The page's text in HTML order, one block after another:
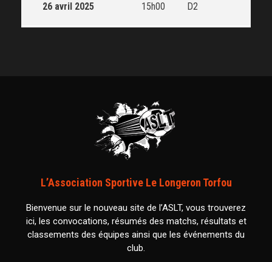
26 avril 2025 15h00 D2
L’Association Sportive Le Longeron Torfou
Bienvenue sur le nouveau site de l’ASLT, vous trouverez
ici, les convocations, résumés des matchs, résultats et
classements des équipes ainsi que les événements du
club.